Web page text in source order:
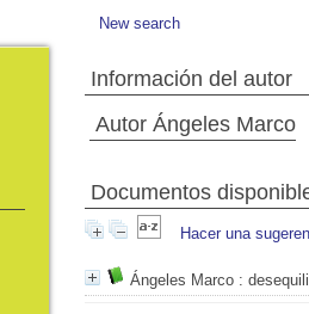
New search
Información del autor
Autor Ángeles Marco
Documentos
Hacer una
Ángeles Marco :